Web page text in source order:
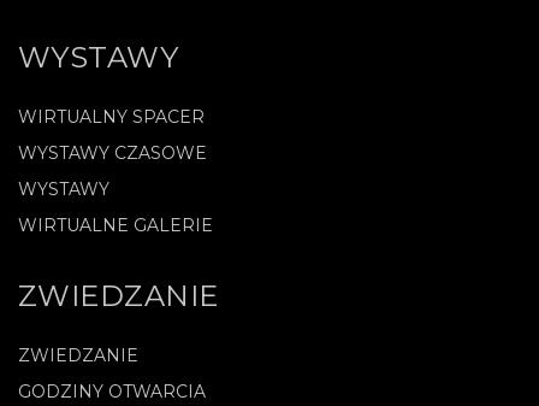
WYSTAWY
WIRTUALNY SPACER
WYSTAWY CZASOWE
WYSTAWY
WIRTUALNE GALERIE
ZWIEDZANIE
ZWIEDZANIE
GODZINY OTWARCIA